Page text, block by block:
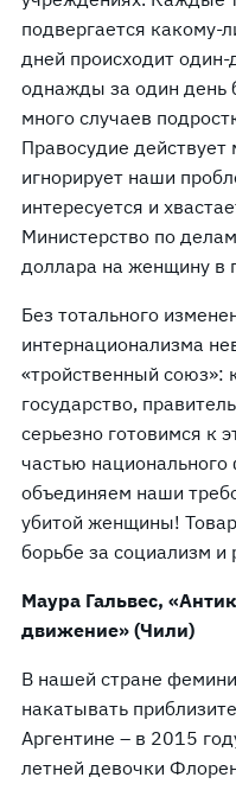
подвергается
дней происходит
однажды за один день
много случаев
Правосудие действует
игнорирует наши
интересуется и
Министерство по
доллара на женщину в
Без тотального
интернационализма
«тройственный союз»:
государство,
серьезно готовимся к
частью
объединяем наши
убитой женщины!
борьбе за социализм и
Маура Гальвес,
движение» (Чили)
В нашей стране
накатывать
Аргентине – в 2015
летней девочки